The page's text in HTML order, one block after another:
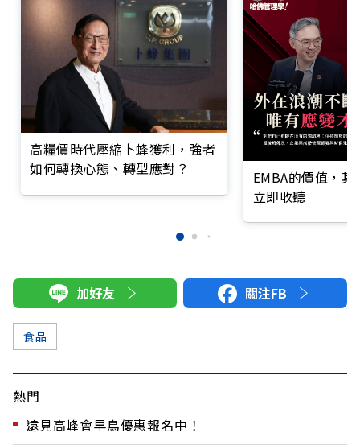
高糧價時代壓縮卜蜂獲利，強者
如何轉換心態、轉型應對？
EMBA的價值，
立即收聽
加好友 關注FB
食品
熱門
遠見高峰會早鳥優惠報名中！